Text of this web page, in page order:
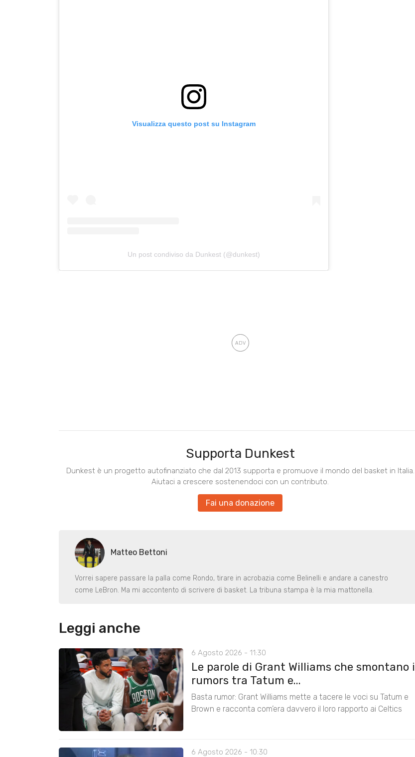
Visualizza questo post su Instagram
Un post condiviso da Dunkest (@dunkest)
Supporta Dunkest
Dunkest è un progetto autofinanziato che dal 2013 supporta e promuove il mondo del basket in Italia.
Aiutaci a crescere sostenendoci con un contributo.
Fai una donazione
Matteo Bettoni
Vorrei sapere passare la palla come Rondo, tirare in acrobazia come Belinelli e andare a canestro
come LeBron. Ma mi accontento di scrivere di basket. La tribuna stampa è la mia mattonella.
Leggi anche
6 Agosto 2026 - 11:30
Le parole di Grant Williams che smontano i
rumors tra Tatum e...
Basta rumor: Grant Williams mette a tacere le voci su Tatum e
Brown e racconta com’era davvero il loro rapporto ai Celtics
6 Agosto 2026 - 10:30